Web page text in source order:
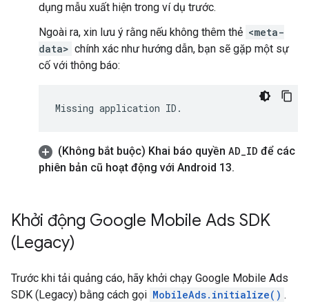
dụng mẫu xuất hiện trong ví dụ trước.
Ngoài ra, xin lưu ý rằng nếu không thêm thẻ <meta-
data> chính xác như hướng dẫn, bạn sẽ gặp một sự
cố với thông báo:
(Không bắt buộc) Khai báo quyền AD_ID để các
phiên bản cũ hoạt động với Android 13.
Khởi động Google Mobile Ads SDK
(Legacy)
Trước khi tải quảng cáo, hãy khởi chạy Google Mobile Ads
SDK (Legacy) bằng cách gọi MobileAds.initialize() .